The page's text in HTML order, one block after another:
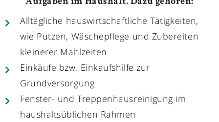
Alltägliche hauswirtschaftliche Tätigkeiten,
wie Putzen, Wäschepflege und Zubereiten
kleinerer Mahlzeiten
Einkäufe bzw. Einkaufshilfe zur
Grundversorgung
Fenster- und Treppenhausreinigung im
haushaltsüblichen Rahmen